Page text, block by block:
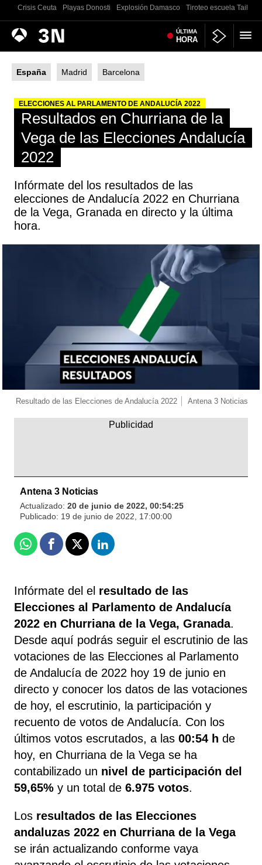
Crisis Ceuta Playas Donosti Explosión Damasco Tiroteo escuela
Antena
3
Noticias ÚLTIMA
HORA
España Madrid Barcelona
ELECCIONES AL PARLAMENTO DE ANDALUCÍA 2022
Resultados en Churriana de la
Vega de las Elecciones Andalucía
2022
Infórmate del los resultados de las
elecciones de Andalucía 2022 en Churriana
de la Vega, Granada en directo y la última
hora.
Resultado de las Elecciones de Andalucía 2022 Antena 3 Noticias
Antena 3 Noticias
Actualizado: 20 de junio de 2022, 00:54:25
Publicado: 19 de junio de 2022, 17:00:00
WhatsappFacebook
X Linkedin
Infórmate del el resultado de las
Elecciones al Parlamento de Andalucía
2022 en Churriana de la Vega, ​Granada.​
Desde aquí podrás seguir el escrutinio de las
votaciones de las Elecciones al Parlamento
de Andalucía de 2022 hoy 19 de junio en
directo y conocer los datos de las votaciones
de hoy, el escrutinio, la participación y
recuento de votos de Andalucía. Con los
últimos votos escrutados, a las 00:54 h de
hoy, en Churriana de la Vega se ha
contabilizado un nivel de participación del
59,65% y un total de 6.975 votos.
Los resultados de las Elecciones
andaluzas 2022 en Churriana de la Vega
se irán actualizando conforme vaya